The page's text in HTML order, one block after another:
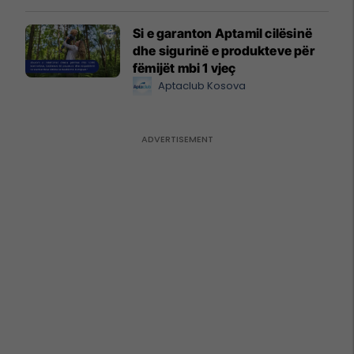
Si e garanton Aptamil cilësinë
dhe sigurinë e produkteve për
fëmijët mbi 1 vjeç
Aptaclub Kosova